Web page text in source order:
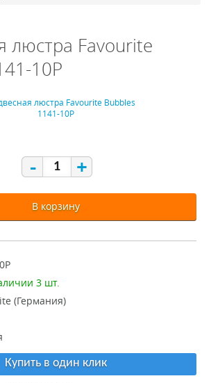
люстра Favourite
10P
- +
В корзину
3 шт.
(Германия)
Купить в один клик